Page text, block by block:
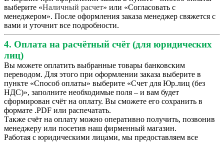
выберите «Наличный расчет» или «Согласовать с
менеджером». После оформления заказа менеджер свяжется с
вами и уточнит все подробности.
4. Оплата на расчётный счёт (для юридических
лиц)
Вы можете оплатить выбранные товары банковским
переводом. Для этого при оформлении заказа выберите в
пункте «Способ оплаты» выберите «Счет для Юр.лиц (без
НДС)», заполните необходимые поля – и вам будет
сформирован счёт на оплату. Вы сможете его сохранить в
формате .PDF или распечатать.
Также счёт на оплату можно оперативно получить, позвонив
менеджеру или посетив наш фирменный магазин.
Работая с юридическими лицами, мы предоставляем все